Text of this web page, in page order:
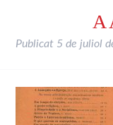
A
Publicat 5 de juliol